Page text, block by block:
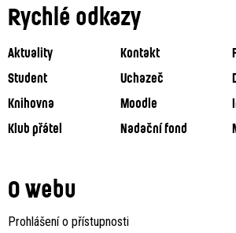
Rychlé odkazy
Aktuality Kontakt
Student
Uchazeč
Knihovna
Moodle
Klub přátel
Nadační fond
O webu
Prohlášení o přístupnosti